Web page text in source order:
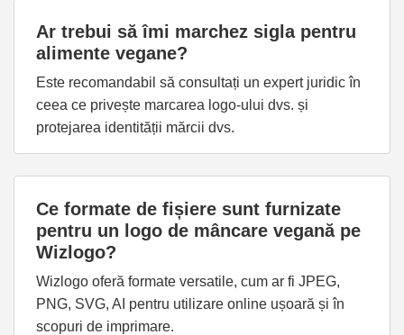
Ar trebui să îmi marchez sigla pentru
alimente vegane?
Este recomandabil să consultați un expert juridic în
ceea ce privește marcarea logo-ului dvs. și
protejarea identității mărcii dvs.
Ce formate de fișiere sunt furnizate
pentru un logo de mâncare vegană pe
Wizlogo?
Wizlogo oferă formate versatile, cum ar fi JPEG,
PNG, SVG, AI pentru utilizare online ușoară și în
scopuri de imprimare.